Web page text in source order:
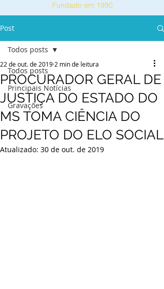
Fundado em 1990
Post
Todos posts
Principais Notícias
Gravações
Todos posts
PROCURADOR GERAL DE
JUSTIÇA DO ESTADO DO
MS TOMA CIÊNCIA DO
PROJETO DO ELO SOCIAL
22 de out. de 2019 2 min de leitura
Atualizado: 30 de out. de 2019